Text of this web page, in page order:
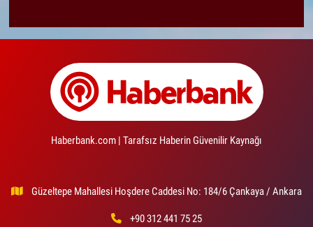
Haberbank.com | Tarafsız Haberin Güvenilir Kaynağı
Güzeltepe Mahallesi Hoşdere Caddesi No: 184/6 Çankaya / Ankara
+90 312 441 75 25